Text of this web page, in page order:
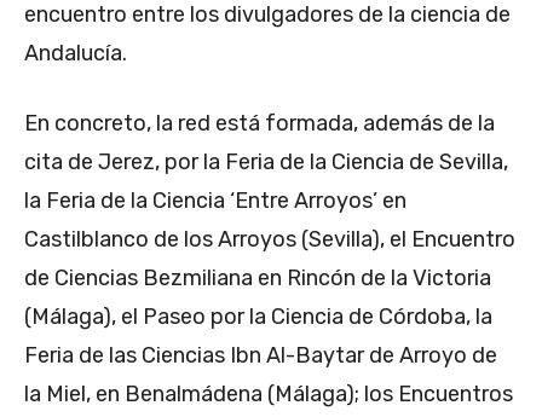
encuentro entre los divulgadores de la ciencia de
Andalucía.
En concreto, la red está formada, además de la
cita de Jerez, por la Feria de la Ciencia de Sevilla,
la Feria de la Ciencia ‘Entre Arroyos’ en
Castilblanco de los Arroyos (Sevilla), el Encuentro
de Ciencias Bezmiliana en Rincón de la Victoria
(Málaga), el Paseo por la Ciencia de Córdoba, la
Feria de las Ciencias Ibn Al-Baytar de Arroyo de
la Miel, en Benalmádena (Málaga); los Encuentros